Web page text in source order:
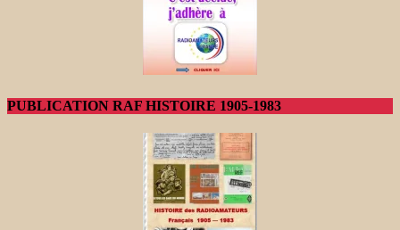
PUBLICATION RAF HISTOIRE 1905-1983